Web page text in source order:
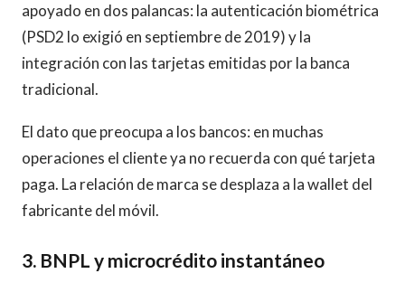
apoyado en dos palancas: la autenticación biométrica
(PSD2 lo exigió en septiembre de 2019) y la
integración con las tarjetas emitidas por la banca
tradicional.
El dato que preocupa a los bancos: en muchas
operaciones el cliente ya no recuerda con qué tarjeta
paga. La relación de marca se desplaza a la wallet del
fabricante del móvil.
3. BNPL y microcrédito instantáneo